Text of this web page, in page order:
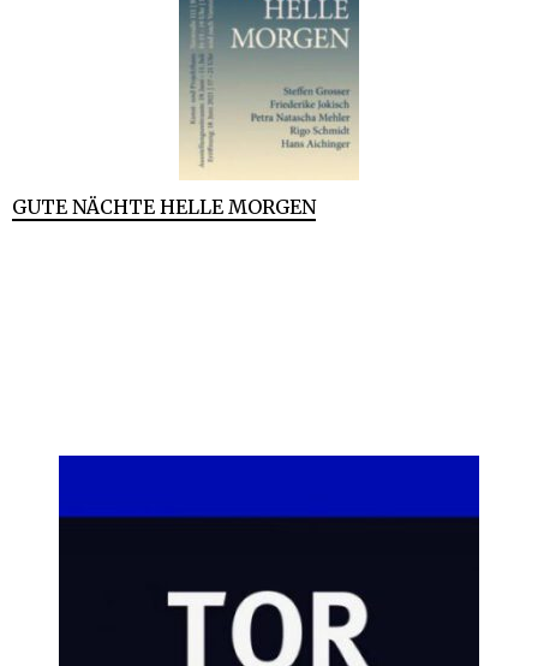
GUTE NÄCHTE HELLE MORGEN